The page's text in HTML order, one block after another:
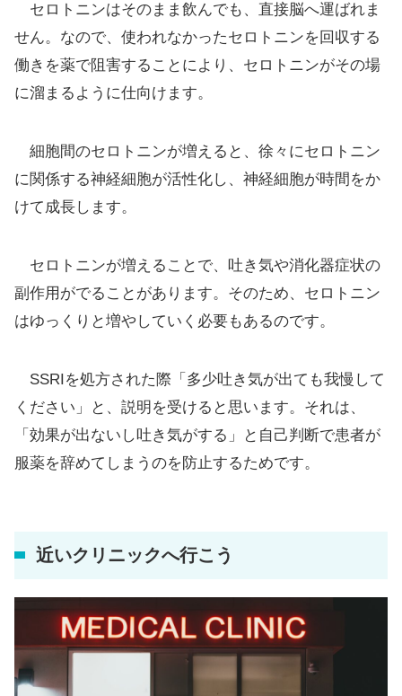
セロトニンはそのまま飲んでも、直接脳へ運ばれま
せん。なので、使われなかったセロトニンを回収する
働きを薬で阻害することにより、セロトニンがその場
に溜まるように仕向けます。
細胞間のセロトニンが増えると、徐々にセロトニン
に関係する神経細胞が活性化し、神経細胞が時間をか
けて成長します。
セロトニンが増えることで、吐き気や消化器症状の
副作用がでることがあります。そのため、セロトニン
はゆっくりと増やしていく必要もあるのです。
SSRIを処方された際「多少吐き気が出ても我慢して
ください」と、説明を受けると思います。それは、
「効果が出ないし吐き気がする」と自己判断で患者が
服薬を辞めてしまうのを防止するためです。
近いクリニックへ行こう